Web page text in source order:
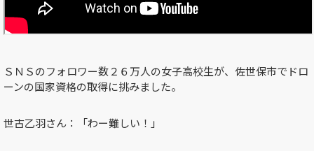
ＳＮＳのフォロワー数２６万人の女子高校生が、佐世保市でドロ
ーンの国家資格の取得に挑みました。
世古乙羽さん：「わー難しい！」